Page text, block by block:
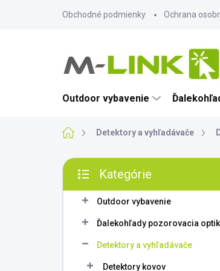
Obchodné podmienky Ochrana
Outdoor vybavenie
DomovDetektory a vyhľadávače
B
č
kategórie
Kategórie
Outdoor vybavenie
Ďalekohľady pozorovacia
Detektory a vyhľadávače
Detektory kovov